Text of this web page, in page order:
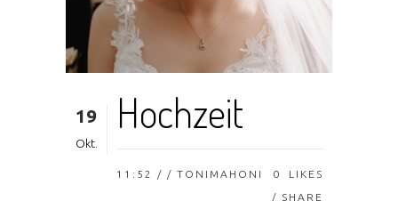
19
Okt.
Hochzeit
11:52 / / TONIMAHONI 0
LIKES
SHARE